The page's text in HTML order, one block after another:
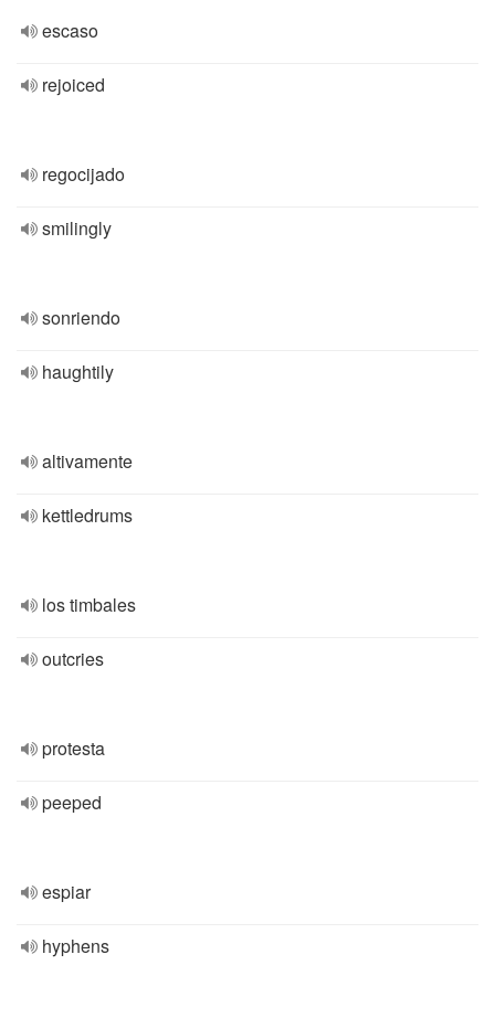
escaso
rejoiced
regocijado
smilingly
sonriendo
haughtily
altivamente
kettledrums
los timbales
outcries
protesta
peeped
espiar
hyphens